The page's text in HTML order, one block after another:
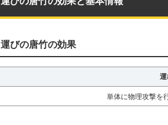
運びの唐竹の効果
単体に物理攻撃を